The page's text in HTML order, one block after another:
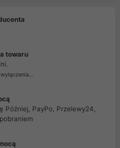
towaru
Później, PayPo, Przelewy24,